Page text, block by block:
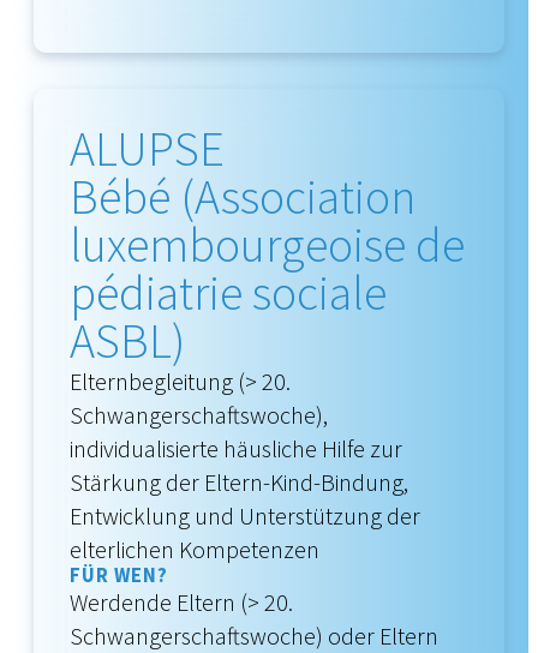
ALUPSE
Bébé (Association
luxembourgeoise de
pédiatrie sociale
ASBL)
Elternbegleitung (> 20.
Schwangerschaftswoche),
individualisierte häusliche Hilfe zur
Stärkung der Eltern-Kind-Bindung,
Entwicklung und Unterstützung der
elterlichen Kompetenzen
FÜR WEN?
Werdende Eltern (> 20.
Schwangerschaftswoche) oder Eltern